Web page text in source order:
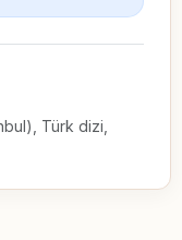
Türk dizi,